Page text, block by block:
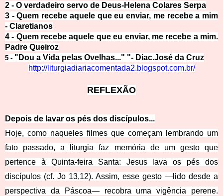
2 - O verdadeiro servo de Deus-Helena Colares Serpa
3 -Quem recebe aquele que eu enviar, me recebe a mim
- Claretianos
4 - Quem recebe aquele que eu enviar, me recebe a mim.
Padre Queiroz
5 - "Dou a Vida pelas Ovelhas..." "- Diac.José da Cruz
http://liturgiadiariacomentada2.blogspot.com.br/
REFLEXÃO
Depois de lavar os pés dos discípulos...
Hoje, como naqueles filmes que começam lembrando um
fato passado, a liturgia faz memória de um gesto que
pertence à Quinta-feira Santa: Jesus lava os pés dos
discípulos (cf. Jo 13,12). Assim, esse gesto —lido desde a
perspectiva da Páscoa— recobra uma vigência perene.